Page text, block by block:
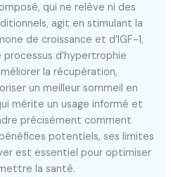
qui ne relève ni des
agit en stimulant la
de croissance et d’IGF-1,
d’hypertrophie
la récupération,
un meilleur sommeil en
mérite un usage informé et
précisément comment
potentiels, ses limites
est essentiel pour optimiser
la santé.